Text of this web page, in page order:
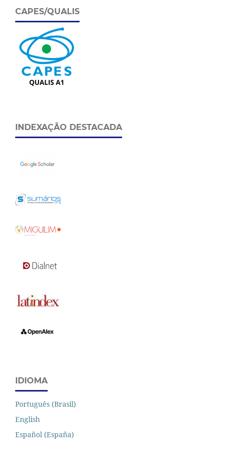
CAPES/QUALIS
INDEXAÇÃO DESTACADA
IDIOMA
Português (Brasil)
English
Español (España)